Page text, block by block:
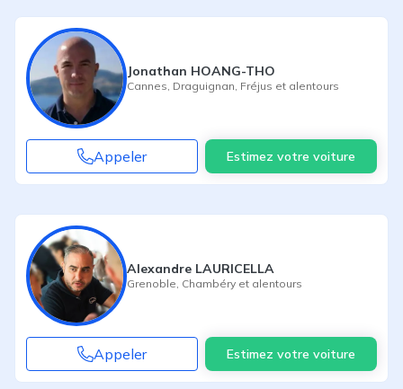
Jonathan HOANG-THO
Cannes Draguignan Fréjus et alentours
Appeler Estimez votre voiture
Alexandre LAURICELLA
Grenoble Chambéry et alentours
Appeler Estimez votre voiture